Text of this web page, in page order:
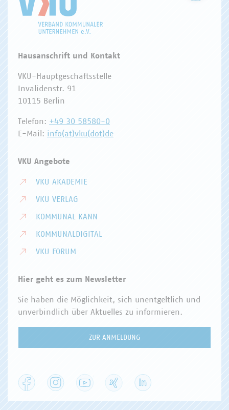
Hausanschrift und Kontakt
VKU-Hauptgeschäftsstelle
Invalidenstr. 91
10115 Berlin
Telefon: +49 30 58580-0
E-Mail: info(at)vku(dot)de
VKU Angebote
VKU AKADEMIE
VKU VERLAG
KOMMUNAL KANN
KOMMUNALDIGITAL
VKU FORUM
Hier geht es zum Newsletter
Sie haben die Möglichkeit, sich unentgeltlich und
unverbindlich über Aktuelles zu informieren.
ZUR ANMELDUNG
Facebook Instagram YouTube